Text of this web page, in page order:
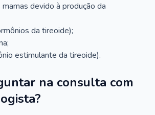
devido à produção da
da tireoide);
estimulante da tireoide).
na consulta com